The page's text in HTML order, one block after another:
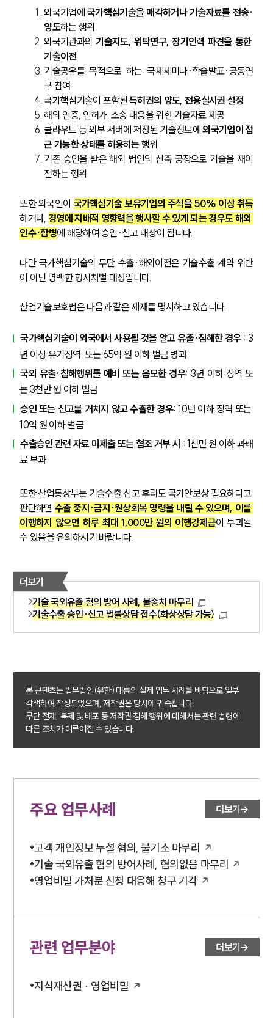
고객후기
업무분야
지식재산권그룹 업무
구성원 소개
지식재산권전문변호사
소식/자료
언론보도
공지사항
법률서식
뉴스레터/브로슈어
세미나
대륜법률상담예약
외국기업에 국가핵심기술을 매각하거나 기술자료를 전송·
양도하는 행위
외국기관과의 기술지도, 위탁연구, 장기인력 파견을 통한
기술이전
기술공유를 목적으로 하는 국제세미나·학술발표·공동연
구 참여
국가핵심기술이 포함된 특허권의 양도, 전용실시권 설정
해외 인증, 인허가, 소송 대응을 위한 기술자료 제공
클라우드 등 외부 서버에 저장된 기술정보에 외국기업이 접
근 가능한 상태를 허용하는 행위
기존 승인을 받은 해외 법인의 신축 공장으로 기술을 재이
전하는 행위
또한 외국인이 국가핵심기술 보유기업의 주식을 50% 이상 취득
하거나, 경영에 지배적 영향력을 행사할 수 있게 되는 경우도 해외
인수·합병에 해당하여 승인·신고 대상이 됩니다.
다만 국가핵심기술의 무단 수출·해외이전은 기술수출 계약 위반
이 아닌 명백한 형사처벌 대상입니다.
산업기술보호법은 다음과 같은 제재를 명시하고 있습니다.
국가핵심기술이 외국에서 사용될 것을 알고 유출·침해한 경우 : 3
년 이상 유기징역  또는 65억 원 이하 벌금 병과
국외 유출·침해행위를 예비 또는 음모한 경우: 3년 이하 징역 또
는 3천만 원 이하 벌금
승인 또는 신고를 거치지 않고 수출한 경우: 10년 이하 징역 또는
10억 원 이하 벌금
수출승인 관련 자료 미제출 또는 협조 거부 시 : 1천만 원 이하 과태
료 부과
또한 산업통상부는 기술수출 신고 후라도 국가안보상 필요하다고
판단하면 수출 중지·금지·원상회복 명령을 내릴 수 있으며, 이를
이행하지 않으면 하루 최대 1,000만 원의 이행강제금이 부과될
수 있음을 유의하시기 바랍니다.
더보기
기술 국외유출 혐의 방어 사례, 불송치 마무리
기술수출 승인·신고 법률상담 접수(화상상담 가능)
본 콘텐츠는 법무법인(유한) 대륜의 실제 업무 사례를 바탕으로 일부
각색하여 작성되었으며, 저작권은 당사에 귀속됩니다.
무단 전재, 복제 및 배포 등 저작권 침해 행위에 대해서는 관련 법령에
따른 조치가 이루어질 수 있습니다.
주요 업무사례 더보기
고객 개인정보 누설 혐의, 불기소 마무리
기술 국외유출 혐의 방어사례, 혐의없음 마무리
영업비밀 가처분 신청 대응해 청구 기각
관련 업무분야 더보기
지식재산권 · 영업비밀